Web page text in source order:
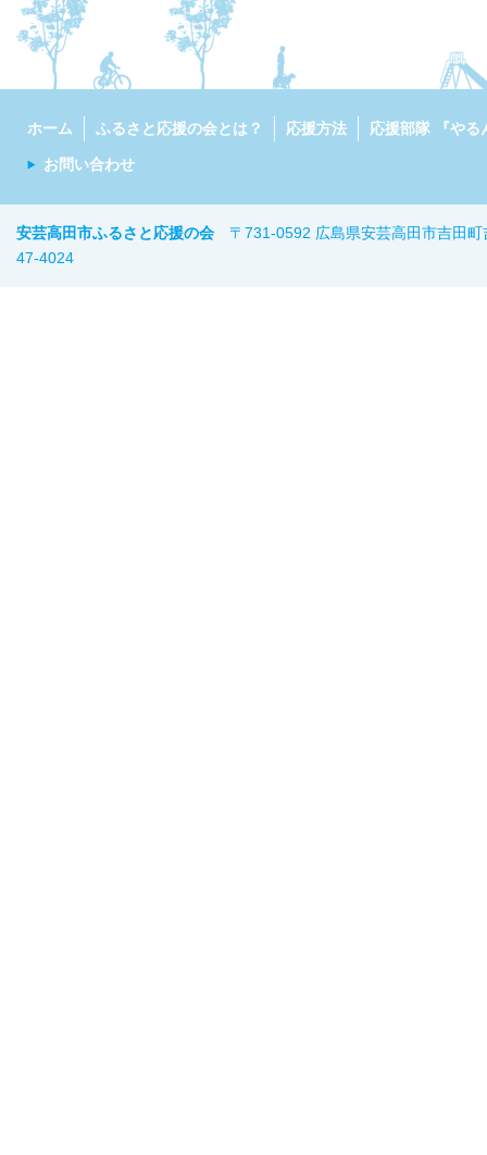
ホーム ふるさと応援の会とは？ 応援方法 応援部隊 『やる
お問い合わせ
安芸高田市ふるさと応援の会 〒731-0592 広島県安芸高田市吉田
47-4024